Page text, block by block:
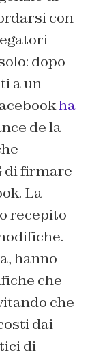
con
dopo
a un
ha
de la
di firmare
La
recepito
hanno
che
che
dai
di